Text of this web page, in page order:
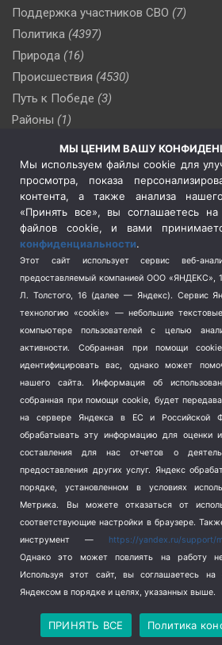
Поддержка участников СВО (7)
Политика (4397)
Природа (16)
Происшествия (4530)
Путь к Победе (3)
Районы (1)
(510)
Сельское хозяйство (3)
Социальная политика
(3)
Спецоперация в Украине
Спецоперация на Украине
(404)
Спорт (740)
Терроризм (1)
Транспорт (262)
Туризм (178)
Школа и спорт (2)
Экология (8)
Экономика (1172)
Политика
МЫ ЦЕНИМ ВАШУ
Мы используем файлы cookie для
просмотра, показа
контента, а также анализа
«Принять все», вы соглашаетесь
файлов cookie, и вами
конфиденциальности.
Этот сайт использует сервис веб-
предоставляемый компанией ООО «ЯНДЕКС»,
Л. Толстого, 16 (далее — Яндекс). Сервис
технологию «cookie» — небольшие
компьютере пользователей с целью
активности.
Собранная при помощи
идентифицировать вас, однако может
нашего сайта. Информация об
собранная при помощи cookie, будет
на сервере Яндекса в ЕС и Российской
обрабатывать эту информацию для оценки
составления для нас отчетов о
предоставления других услуг. Яндекс
порядке, установленном в условиях
Метрика.
Вы можете отказаться от
соответствующие настройки в браузере.
инструмент — https://yandex.ru/support/
Однако это может повлиять на работу
Используя этот сайт, вы соглашаетесь
Яндексом в порядке и целях, указанных выше.
ПРИНЯТЬ ВСЕ Политика